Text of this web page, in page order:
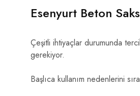
Esenyurt Beton
Çeşitli ihtiyaçlar durumunda
gerekiyor.
Başlıca kullanım nedenlerini